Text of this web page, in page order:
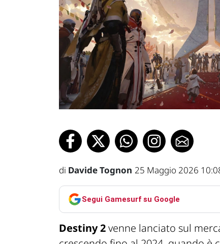
di Davide Tognon 25 Maggio 2026
Segui Gamesurf su Google
Destiny 2venne lanciato sul